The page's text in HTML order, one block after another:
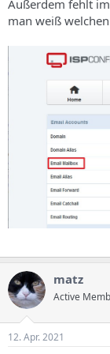
Außerdem fehlt
man weiß
matz
Active
12. Apr. 2021